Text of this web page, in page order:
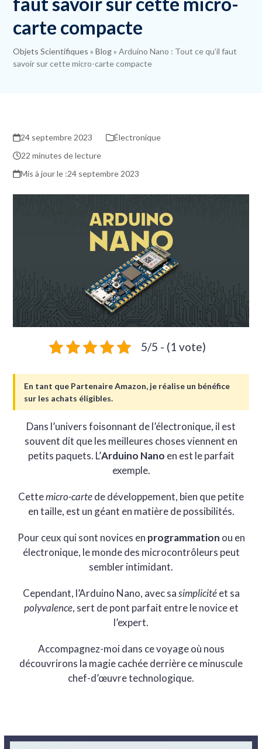
carte compacte
Objets Scientifiques »Blog»Arduino Nano : Tout ce qu’il faut
savoir sur cette micro-carte compacte
24 septembre 2023
Électronique
22 minutes de lecture
24 septembre 2023
5/5 - (1 vote)
En tant que Partenaire Amazon, je réalise un bénéfice
sur les achats éligibles.
Dans l’univers foisonnant de l’électronique, il est
souvent dit que les meilleures choses viennent en
petits paquets. L’Arduino Nano en est le parfait
exemple.
Cettemicro-cartede développement, bien que petite
en taille, est un géant en matière de possibilités.
Pour ceux qui sont novices en programmation ou en
électronique, le monde des microcontrôleurs peut
sembler intimidant.
Cependant, l’Arduino Nano, avec sasimplicitéet sa
polyvalence, sert de pont parfait entre le novice et
l’expert.
Accompagnez-moi dans ce voyage où nous
découvrirons la magie cachée derrière ce minuscule
chef-d’œuvre technologique.